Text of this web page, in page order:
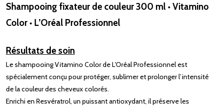
Shampooing fixateur de couleur 300 ml • Vitamino
Color • L’Oréal Professionnel
Résultats de soin
Le shampooing Vitamino Color de L'Oréal Professionnel est
spécialement conçu pour protéger, sublimer et prolonger l’intensité
de la couleur des cheveux colorés.
Enrichi en Resvératrol, un puissant antioxydant, il préserve les